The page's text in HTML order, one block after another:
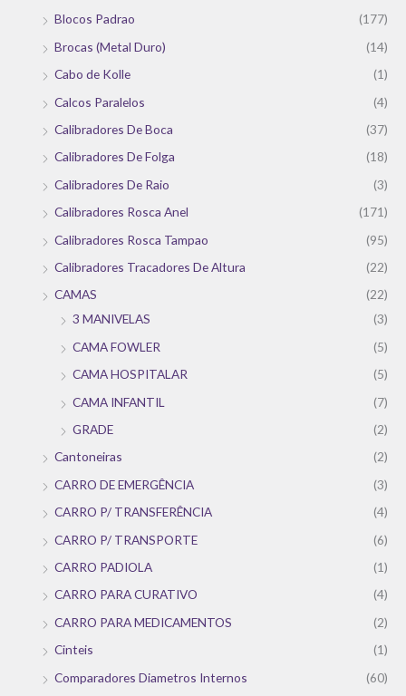
Blocos Padrao
(177)
Brocas (Metal Duro)
(14)
Cabo de Kolle
(1)
Calcos Paralelos
(4)
Calibradores De Boca
(37)
Calibradores De Folga
(18)
Calibradores De Raio
(3)
Calibradores Rosca Anel
(171)
Calibradores Rosca Tampao
(95)
Calibradores Tracadores De Altura
(22)
CAMAS
(22)
3 MANIVELAS
(3)
CAMA FOWLER
(5)
CAMA HOSPITALAR
(5)
CAMA INFANTIL
(7)
GRADE
(2)
Cantoneiras
(2)
CARRO DE EMERGÊNCIA
(3)
CARRO P/ TRANSFERÊNCIA
(4)
CARRO P/ TRANSPORTE
(6)
CARRO PADIOLA
(1)
CARRO PARA CURATIVO
(4)
CARRO PARA MEDICAMENTOS
(2)
Cinteis
(1)
Comparadores Diametros Internos
(60)